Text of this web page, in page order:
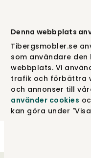
Denna webbplats
Tibergsmobler.se
som användare
webbplats. Vi
trafik och förbättra
och annonser till
använder cookies
kan göra under
Mellandagsrea,Easter
Soffkampanj.Passa
till ett fantastiskt pris.
att inte missa vad